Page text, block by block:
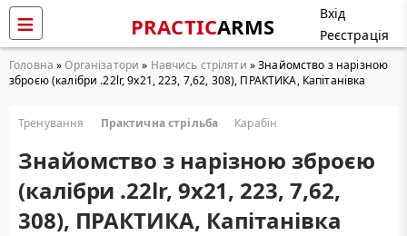
PRACTICARMS
Вхід
Реєстрація
Головна »Організатори » Навчись стріляти » Знайомство з нарізною
зброєю (калібри .22lr, 9х21, 223, 7,62, 308), ПРАКТИКА, Капітанівка
Тренування Практична стрільба Карабін
Знайомство з нарізною зброєю
(калібри .22lr, 9х21, 223, 7,62,
308), ПРАКТИКА, Капітанівка